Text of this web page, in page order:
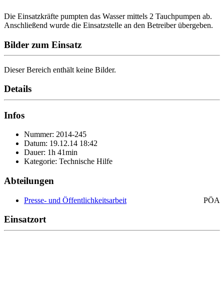
Die Einsatzkräfte pumpten das Wasser mittels 2 Tauchpumpen ab.
Anschließend wurde die Einsatzstelle an den Betreiber übergeben.
Bilder zum Einsatz
Dieser Bereich enthält keine Bilder.
Details
Infos
Nummer: 2014-245
Datum: 19.12.14 18:42
Dauer: 1h 41min
Kategorie: Technische Hilfe
Abteilungen
Presse- und Öffentlichkeitsarbeit PÖA
Einsatzort